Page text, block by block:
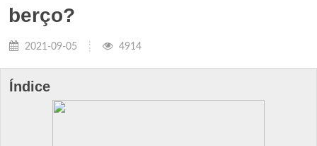
berço?
2021-09-05 4914
Índice